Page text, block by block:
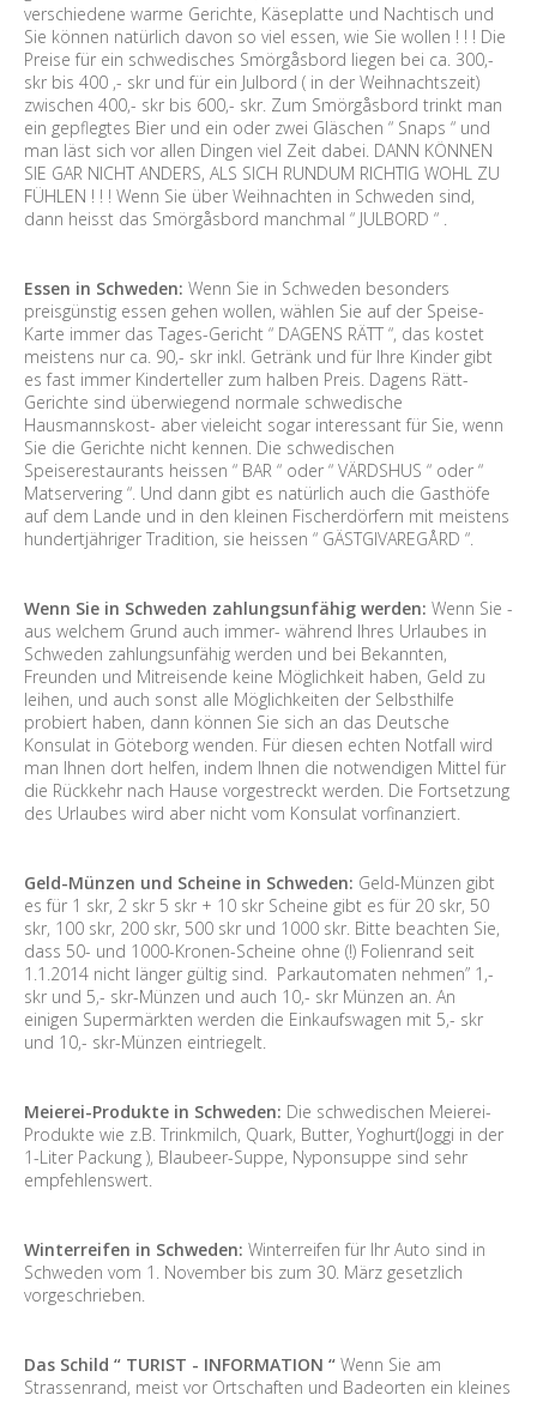
verschiedene warme Gerichte, Käseplatte und Nachtisch und
Sie können natürlich davon so viel essen, wie Sie wollen ! ! ! Die
Preise für ein schwedisches Smörgåsbord liegen bei ca. 300,-
skr bis 400 ,- skr und für ein Julbord ( in der Weihnachtszeit)
zwischen 400,- skr bis 600,- skr. Zum Smörgåsbord trinkt man
ein gepflegtes Bier und ein oder zwei Gläschen “ Snaps “ und
man läst sich vor allen Dingen viel Zeit dabei. DANN KÖNNEN
SIE GAR NICHT ANDERS, ALS SICH RUNDUM RICHTIG WOHL ZU
FÜHLEN ! ! ! Wenn Sie über Weihnachten in Schweden sind,
dann heisst das Smörgåsbord manchmal “ JULBORD “ .
Essen in Schweden: Wenn Sie in Schweden besonders
preisgünstig essen gehen wollen, wählen Sie auf der Speise-
Karte immer das Tages-Gericht “ DAGENS RÄTT “, das kostet
meistens nur ca. 90,- skr inkl. Getränk und für Ihre Kinder gibt
es fast immer Kinderteller zum halben Preis. Dagens Rätt-
Gerichte sind überwiegend normale schwedische
Hausmannskost- aber vieleicht sogar interessant für Sie, wenn
Sie die Gerichte nicht kennen. Die schwedischen
Speiserestaurants heissen “ BAR “ oder “ VÄRDSHUS “ oder “
Matservering “. Und dann gibt es natürlich auch die Gasthöfe
auf dem Lande und in den kleinen Fischerdörfern mit meistens
hundertjähriger Tradition, sie heissen “ GÄSTGIVAREGÅRD “.
Wenn Sie in Schweden zahlungsunfähig werden: Wenn Sie -
aus welchem Grund auch immer- während Ihres Urlaubes in
Schweden zahlungsunfähig werden und bei Bekannten,
Freunden und Mitreisende keine Möglichkeit haben, Geld zu
leihen, und auch sonst alle Möglichkeiten der Selbsthilfe
probiert haben, dann können Sie sich an das Deutsche
Konsulat in Göteborg wenden. Für diesen echten Notfall wird
man Ihnen dort helfen, indem Ihnen die notwendigen Mittel für
die Rückkehr nach Hause vorgestreckt werden. Die Fortsetzung
des Urlaubes wird aber nicht vom Konsulat vorfinanziert.
Geld-Münzen und Scheine in Schweden: Geld-Münzen gibt
es für 1 skr, 2 skr 5 skr + 10 skr Scheine gibt es für 20 skr, 50
skr, 100 skr, 200 skr, 500 skr und 1000 skr. Bitte beachten Sie,
dass 50- und 1000-Kronen-Scheine ohne (!) Folienrand seit
1.1.2014 nicht länger gültig sind. Parkautomaten nehmen” 1,-
skr und 5,- skr-Münzen und auch 10,- skr Münzen an. An
einigen Supermärkten werden die Einkaufswagen mit 5,- skr
und 10,- skr-Münzen eintriegelt.
Meierei-Produkte in Schweden: Die schwedischen Meierei-
Produkte wie z.B. Trinkmilch, Quark, Butter, Yoghurt(Joggi in der
1-Liter Packung ), Blaubeer-Suppe, Nyponsuppe sind sehr
empfehlenswert.
Winterreifen in Schweden: Winterreifen für Ihr Auto sind in
Schweden vom 1. November bis zum 30. März gesetzlich
vorgeschrieben.
Das Schild “ TURIST - INFORMATION “ Wenn Sie am
Strassenrand, meist vor Ortschaften und Badeorten ein kleines